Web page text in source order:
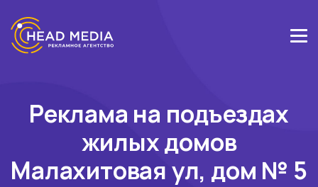
Реклама на подъездах
жилых домов
Малахитовая ул, дом № 5